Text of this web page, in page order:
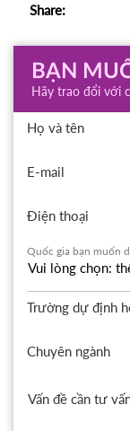
Share:
BẠN
Hãy trao đổi với
Họ và tên
E-mail
Điện thoại
Quốc gia bạn muốn
Trường dự định
Chuyên ngành